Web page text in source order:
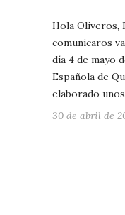
Hola Oliveros,
comunicaros
día 4 de mayo
Española de
elaborado
30 de abril de